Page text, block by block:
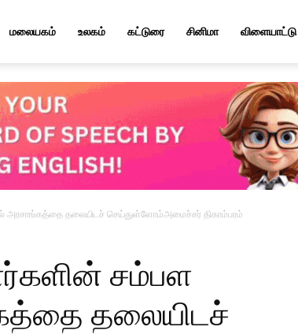
மலையகம் உலகம் கட்டுரை சினிமா விளையாட்டு
அரசாங்கத்தை தலையிடச் செய்துள்ளோம்அமைச்சர் திகாம்பரம்
சம்பள
தலையிடச்